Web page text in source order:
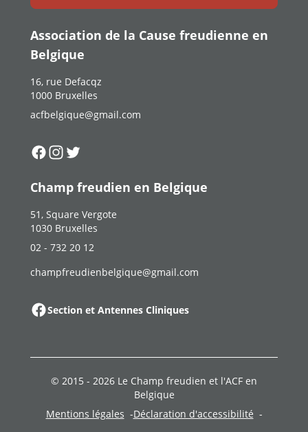
Association de la Cause freudienne en
Belgique
16, rue Defacqz
1000 Bruxelles
acfbelgique@gmail.com
Suivez-nous sur
Suivez-nous sur
Suivez-nous sur
Champ freudien en Belgique
51, Square Vergote
1030 Bruxelles
02 - 732 20 12
champfreudienbelgique@gmail.com
Section et Antennes Cliniques
© 2015 - 2026 Le Champ freudien et l'ACF en
Belgique
Mentions légales
Déclaration d'accessibilité